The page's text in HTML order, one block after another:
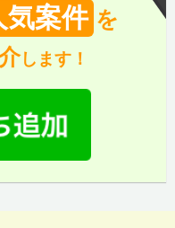
気案件 を
します！